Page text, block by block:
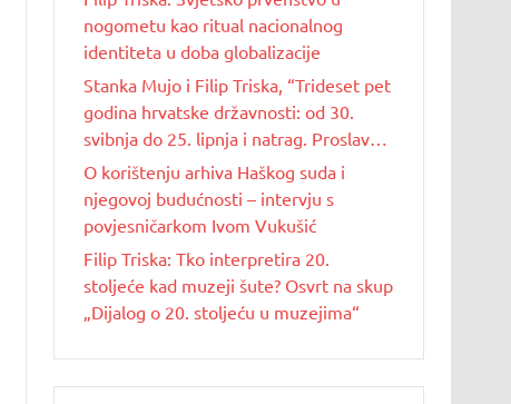
nogometu kao ritual nacionalnog
identiteta u doba globalizacije
Stanka Mujo i Filip Triska, “Trideset pet
godina hrvatske državnosti: od 30.
svibnja do 25. lipnja i natrag. Proslave
Dana državnosti u Republici Hrvatskoj
od 1990. do 2025. godine”
O korištenju arhiva Haškog suda i
njegovoj budućnosti – intervju s
povjesničarkom Ivom Vukušić
Filip Triska: Tko interpretira 20.
stoljeće kad muzeji šute? Osvrt na skup
„Dijalog o 20. stoljeću u muzejima“